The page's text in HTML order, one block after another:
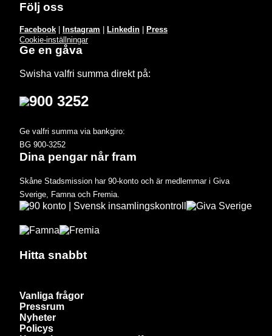
Följ oss
Facebook Instagram Linkedin
Press
Cookie-inställningar
Ge en gåva
Swisha valfri summa direkt på:
900 3252
Ge valfri summa via bankgiro:
BG 900-3252
Dina pengar når fram
Skåne Stadsmission har 90-konto och är medlemmar i Giva
Sverige, Famna och Fremia.
Hitta snabbt
Vanliga frågor
Pressrum
Nyheter
Policys